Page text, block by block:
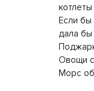
Если бы
дала бы
Овощи
Морс